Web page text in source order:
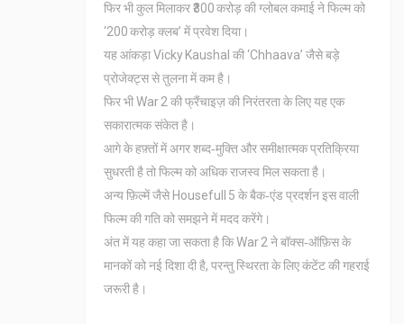
फिर भी कुल मिलाकर ₹300 करोड़ की ग्लोबल कमाई ने फिल्म को
‘200 करोड़ क्लब’ में प्रवेश दिया।
यह आंकड़ा Vicky Kaushal की ‘Chhaava’ जैसे बड़े
प्रोजेक्ट्स से तुलना में कम है।
फिर भी War 2 की फ्रैंचाइज़ की निरंतरता के लिए यह एक
सकारात्मक संकेत है।
आगे के हफ़्तों में अगर शब्द‑मुक्ति और समीक्षात्मक प्रतिक्रिया
सुधरती है तो फिल्म को अधिक राजस्व मिल सकता है।
अन्य फ़िल्में जैसे Housefull 5 के बैक‑एंड प्रदर्शन इस वाली
फिल्म की गति को समझने में मदद करेंगे।
अंत में यह कहा जा सकता है कि War 2 ने बॉक्स‑ऑफ़िस के
मानकों को नई दिशा दी है, परन्तु स्थिरता के लिए कंटेंट की गहराई
जरूरी है।